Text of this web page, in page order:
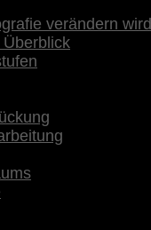
verändern wird